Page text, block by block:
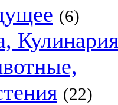
(6)
Кулинария
(22)